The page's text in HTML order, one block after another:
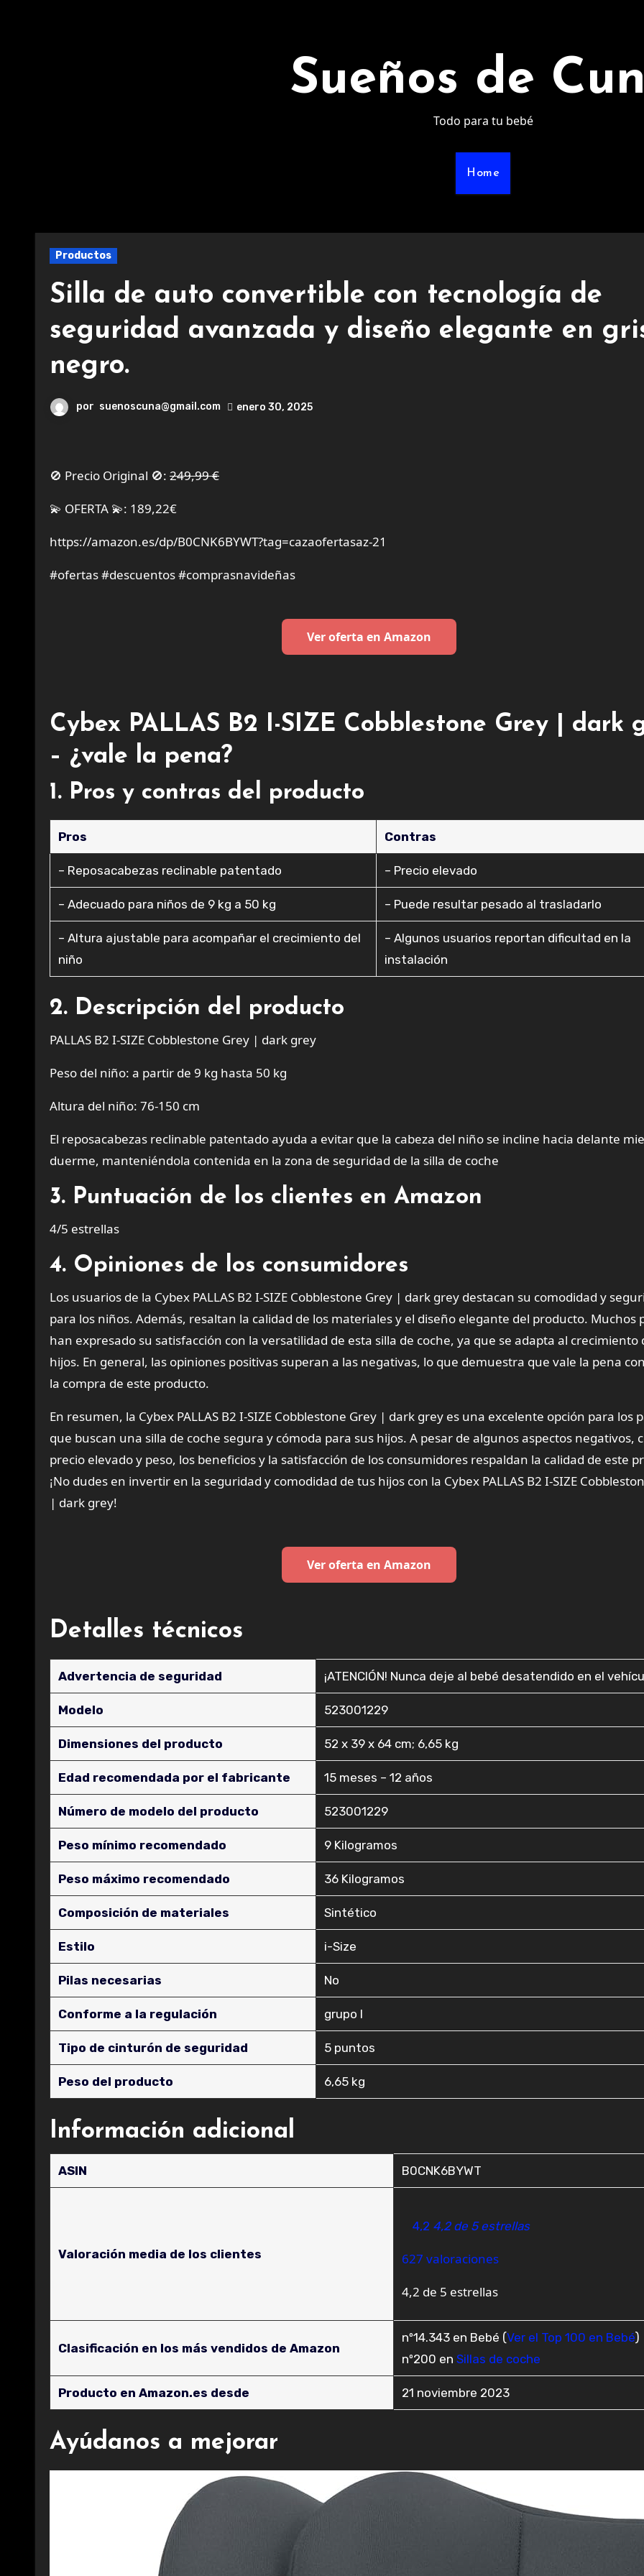
Sueños de
Todo para tu bebé
Home
Productos
Silla de auto convertible con tecnología de
seguridad avanzada y diseño elegante en
negro.
por suenoscuna@gmail.com enero 30, 2025
🚫 Precio Original 🚫: 249,99 €
💫 OFERTA 💫: 189,22€
https://amazon.es/dp/B0CNK6BYWT?tag=cazaofertasaz-21
#ofertas #descuentos #comprasnavideñas
Ver oferta en Amazon
Cybex PALLAS B2 I-SIZE Cobblestone Grey | dark
– ¿vale la pena?
1. Pros y contras del producto
Pros Contras
– Reposacabezas reclinable patentado – Precio elevado
– Adecuado para niños de 9 kg a 50 kg – Puede resultar pesado al trasladarlo
– Altura ajustable para acompañar el crecimiento del
niño
– Algunos usuarios reportan dificultad en la
instalación
2. Descripción del producto
PALLAS B2 I-SIZE Cobblestone Grey | dark grey
Peso del niño: a partir de 9 kg hasta 50 kg
Altura del niño: 76-150 cm
El reposacabezas reclinable patentado ayuda a evitar que la cabeza del niño se incline hacia delante
duerme, manteniéndola contenida en la zona de seguridad de la silla de coche
3. Puntuación de los clientes en Amazon
4/5 estrellas
4. Opiniones de los consumidores
Los usuarios de la Cybex PALLAS B2 I-SIZE Cobblestone Grey | dark grey destacan su comodidad y
para los niños. Además, resaltan la calidad de los materiales y el diseño elegante del producto. Muchos
han expresado su satisfacción con la versatilidad de esta silla de coche, ya que se adapta al crecimiento
hijos. En general, las opiniones positivas superan a las negativas, lo que demuestra que vale la pena
la compra de este producto.
En resumen, la Cybex PALLAS B2 I-SIZE Cobblestone Grey | dark grey es una excelente opción para los
que buscan una silla de coche segura y cómoda para sus hijos. A pesar de algunos aspectos negativos,
precio elevado y peso, los beneficios y la satisfacción de los consumidores respaldan la calidad de este
¡No dudes en invertir en la seguridad y comodidad de tus hijos con la Cybex PALLAS B2 I-SIZE
| dark grey!
Ver oferta en Amazon
Detalles técnicos
Advertencia de seguridad ‎¡ATENCIÓN! Nunca deje al bebé desatendido en el
Modelo ‎523001229
Dimensiones del producto ‎52 x 39 x 64 cm; 6,65 kg
Edad recomendada por el fabricante ‎15 meses – 12 años
Número de modelo del producto ‎523001229
Peso mínimo recomendado ‎9 Kilogramos
Peso máximo recomendado ‎36 Kilogramos
Composición de materiales ‎Sintético
Estilo ‎i-Size
Pilas necesarias ‎No
Conforme a la regulación ‎grupo I
Tipo de cinturón de seguridad ‎5 puntos
Peso del producto ‎6,65 kg
Información adicional
ASIN B0CNK6BYWT
Valoración media de los clientes
4,2 4,2 de 5 estrellas
627 valoraciones
4,2 de 5 estrellas
Clasificación en los más vendidos de Amazon
nº14.343 en Bebé (Ver el Top 100 en Bebé)
nº200 enSillas de coche
Producto en Amazon.es desde 21 noviembre 2023
Ayúdanos a mejorar